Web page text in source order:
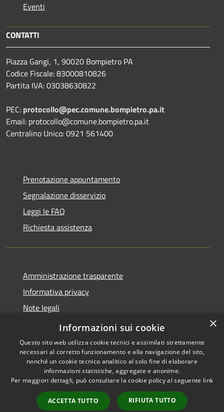
Eventi
CONTATTI
Piazza Gangi, 1, 90020 Bompietro PA
Codice Fiscale: 83000810826
Partita IVA: 03038630822
PEC: protocollo@pec.comune.bompietro.pa.it
Email: protocollo@comune.bompietro.pa.it
Centralino Unico: 0921 561400
Prenotazione appuntamento
Segnalazione disservizio
Leggi le FAQ
Richiesta assistenza
Amministrazione trasparente
Informativa privacy
Note legali
Dichiarazione di accessibilità
Accessibilità
Copyright © 2026 • Comune di
Bompietro • Powered by
Municipium•
Accesso
×
Informazioni sui cookie
Questo sito web utilizza cookie tecnici e assimilati strettamente
necessari al corretto funzionamento e alla navigazione del sito,
nonché un cookie tecnico analitico al solo fine di elaborare
informazioni statistiche, aggregate e anonime.
Per maggiori dettagli, può consultare la cookie policy al seguente link
ACCETTA TUTTO RIFIUTA TUTTO